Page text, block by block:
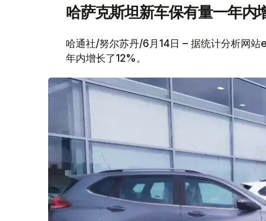
哈萨克斯坦新车保有量一年内
哈通社/努尔苏丹/6月14日 – 据统计分析网
年内增长了12%。